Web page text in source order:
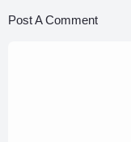
Post A Comment